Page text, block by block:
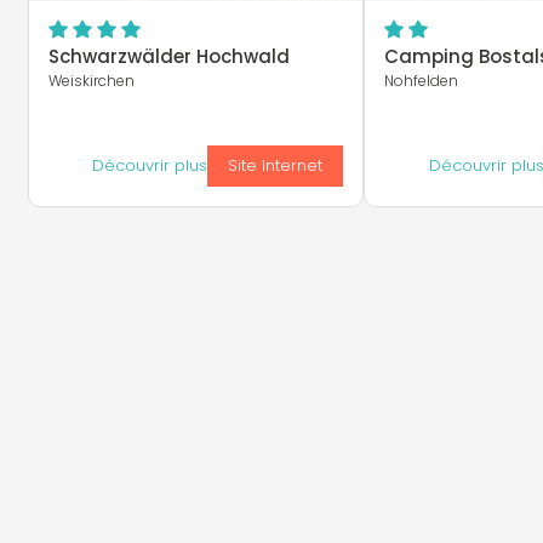
Schwarzwälder Hochwald
Weiskirchen
Découvrir plus Site Internet
Camping
Nohfelden
Découvrir plus